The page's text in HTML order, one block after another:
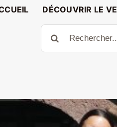
DÉCOUVRIR LE
Rechercher: